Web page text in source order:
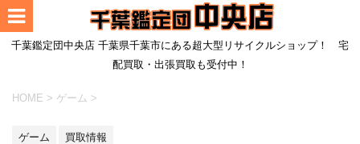
千葉鑑定団中央店 千葉県千葉市にある超大型リサイクルショップ！ 宅
配買取・出張買取も受付中！
HOME > ゲーム >
ゲーム 買取情報